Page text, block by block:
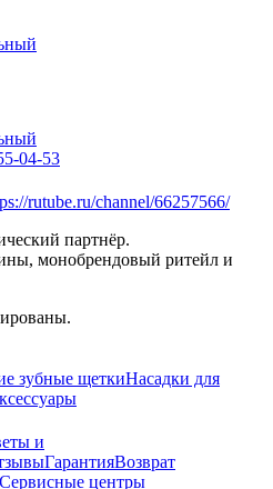
04-53
rutube.ru/channel/66257566/
партнёр.
монобрендовый ритейл и
зубные щеткиНасадки для
и
ГарантияВозврат
Сервисные центры